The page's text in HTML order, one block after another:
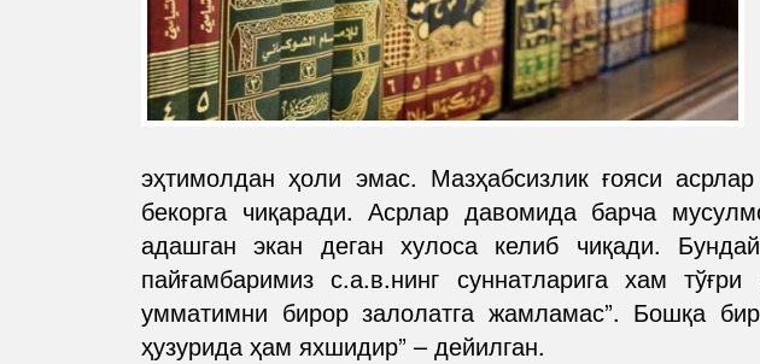
эҳтимолдан ҳоли эмас. Мазҳабсизлик ғояси
бекорга чиқаради. Асрлар давомида барча
адашган экан деган хулоса келиб чиқади.
пайғамбаримиз с.а.в.нинг суннатларига хам
умматимни бирор залолатга жамламас”. Бошқа
ҳузурида ҳам яхшидир” – дейилган.